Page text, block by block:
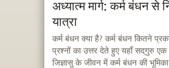
अध्यात्म मार्ग: कर्म बंधन से
यात्रा
कर्म बंधन क्या है? कर्म बंधन कितने
प्रश्नों का उत्तर देते हुए यहाँ सद्‌गुरु एक
जिज्ञासु के जीवन में कर्म बंधन की